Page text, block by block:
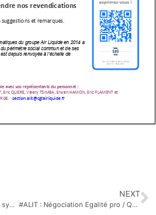
AZF : Un drame, 16 ans de lutte syndicale s’achèvent ?
NEXT
#ALIT : Négociation Egalité pro / QVT / Handicap